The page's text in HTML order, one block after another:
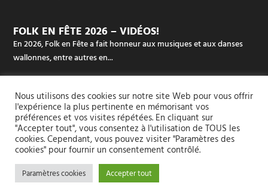
FOLK EN FÊTE 2026 – VIDÉOS!
En 2026, Folk en Fête a fait honneur aux musiques et aux danses
wallonnes, entre autres en...
CONTACT
Les Ateliers de l’Accordéon Diatoniquesont situés à Acoz
Rue des écoles (dans le sud de Charleroi, en Belgique)
Pour les groupes et les stages :+32 497 42 94 51
Nous utilisons des cookies sur notre site Web pour vous offrir
l'expérience la plus pertinente en mémorisant vos
préférences et vos visites répétées. En cliquant sur
"Accepter tout", vous consentez à l'utilisation de TOUS les
cookies. Cependant, vous pouvez visiter "Paramètres des
cookies" pour fournir un consentement contrôlé.
Paramètres cookies Accepter tout